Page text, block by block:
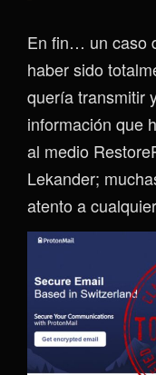
En fin… un caso
haber sido
quería transmitir
información que
al medio
Lekander;
atento a